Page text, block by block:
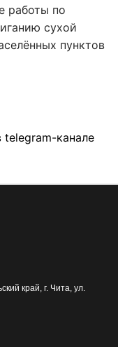
работы по
сухой
пунктов
канале
край, г. Чита ул.